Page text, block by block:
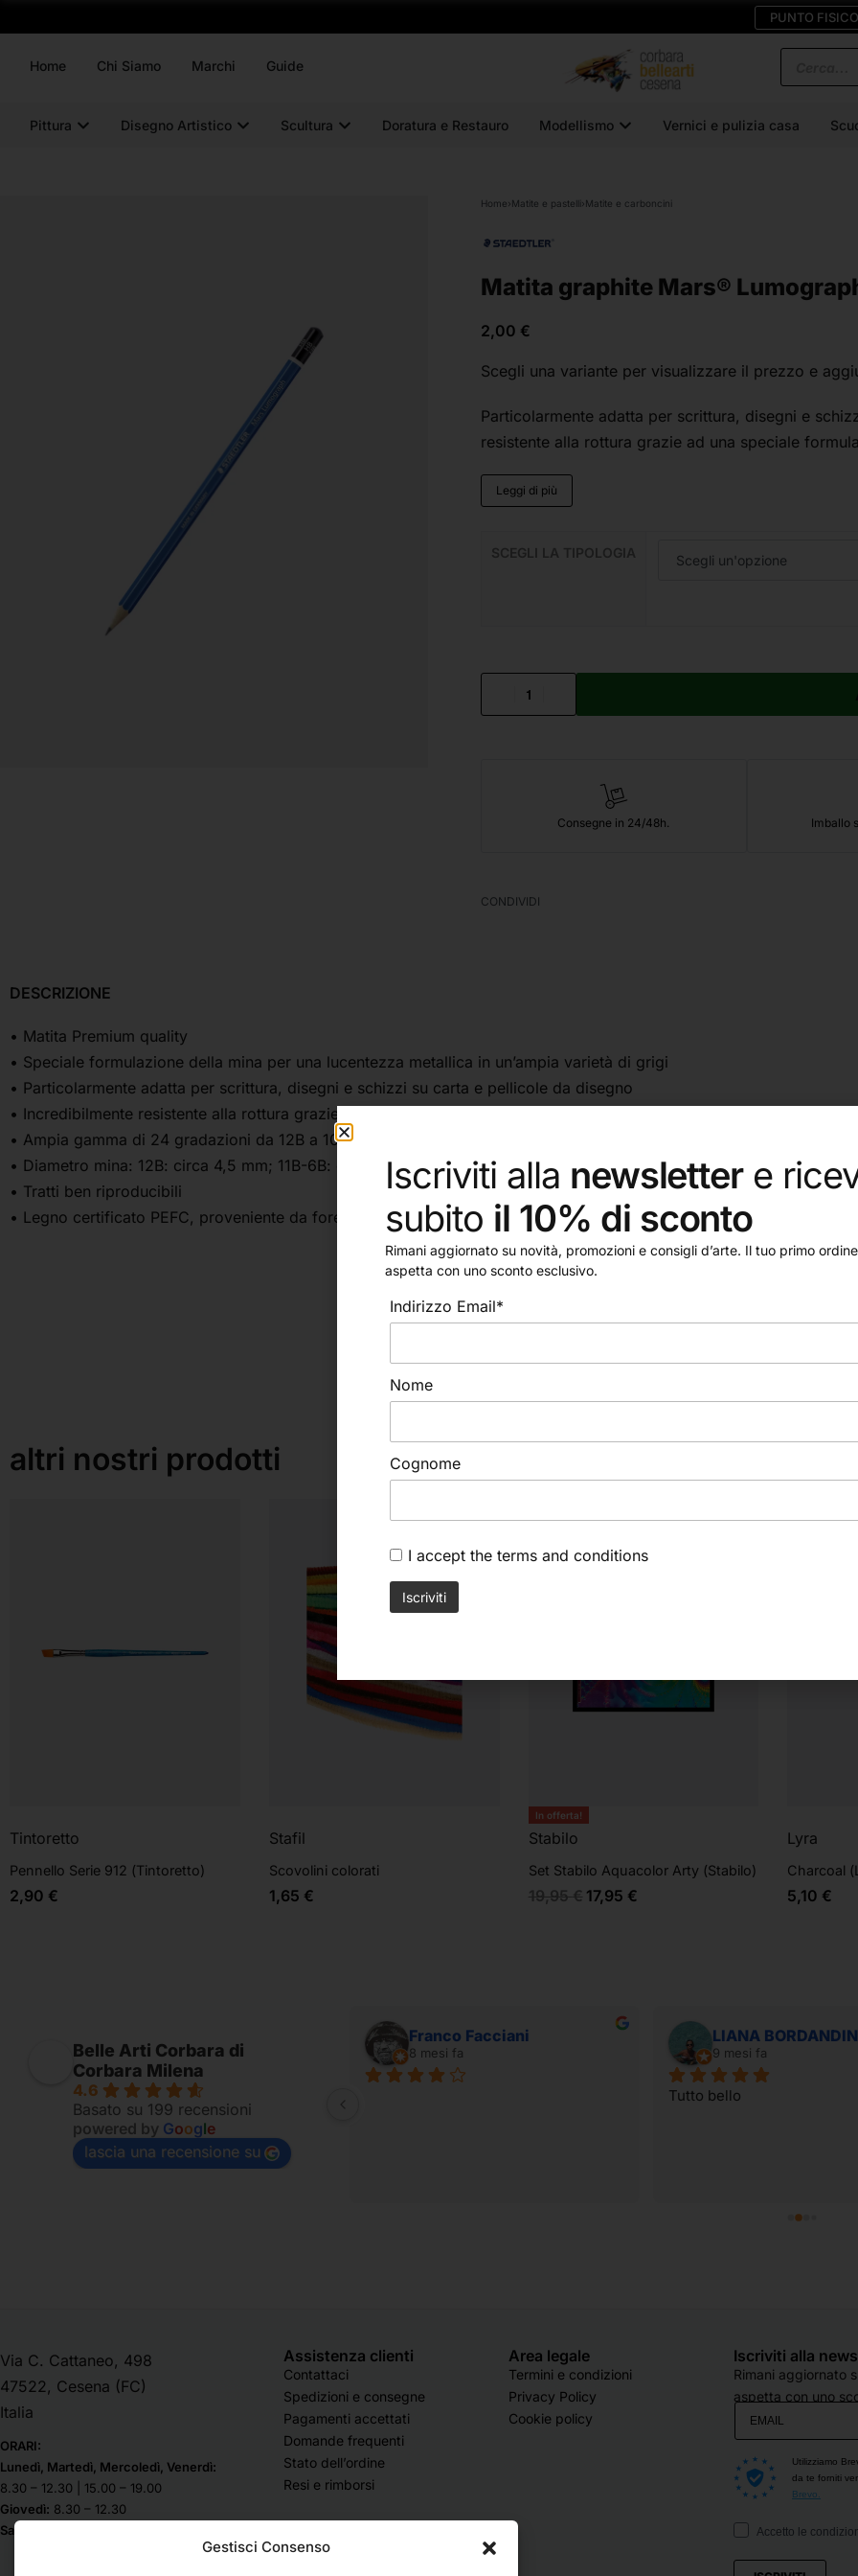
Gestisci Consenso
PUNTO FISICO
Home Chi Siamo Marchi Guide
Pittura Disegno Artistico Scultura Doratura e Restauro Modellismo Vernici e pulizia casa
Home›Matite e pastelli ›Matite e carboncini
Matita graphite Mars®
2,00 €
Scegli una variante per visualizzare il prezzo e
Particolarmente adatta per scrittura, disegni e
resistente alla rottura grazie ad una speciale
Leggi di più
SCEGLI LA TIPOLOGIA
Consegne in 24/48h. Imballo
CONDIVIDI
DESCRIZIONE
• Matita Premium quality
• Speciale formulazione della mina per una lucentezza metallica in un’ampia varietà di grigi
• Particolarmente adatta per scrittura, disegni e schizzi su carta e pellicole da disegno
• Incredibilmente resistente alla rottura grazie ad una speciale formulazione della mina
• Ampia gamma di 24 gradazioni da 12B a 10H
• Diametro mina: 12B: circa 4,5 mm; 11B-6B: circa 3,6 mm; 5B-3B: circa 2,5 mm; 2B-10H: circa 2,0 mm
• Tratti ben riproducibili
• Legno certificato PEFC, proveniente da foreste a gestione sostenibile
altri nostri prodotti
Tintoretto
Pennello Serie 912 (Tintoretto)
2,90 €
Stafil
Scovolini colorati
1,65 €
In offerta!
Stabilo
Set Stabilo Aquacolor Arty (Stabilo)
19,95€ 17,95 €
Lyra
Charcoal
5,10 €
Belle Arti Corbara di
Corbara Milena
4.6
Basato su 199 recensioni
powered by Google
lascia una recensione su
7 mesi fa
Fornito per appassionati
Franco Facciani
8 mesi fa
LIANA
9 mesi fa
Tutto bello
Via C. Cattaneo, 498
47522, Cesena (FC)
Italia
ORARI:
Lunedì, Martedì, Mercoledì, Venerdì:
8.30 – 12.30 | 15.00 – 19.00
Giovedì: 8.30 – 12.30
Sabato & Domenica chiuso
Assistenza clienti
Contattaci
Spedizioni e consegne
Pagamenti accettati
Domande frequenti
Stato dell’ordine
Resi e rimborsi
Area legale
Termini e condizioni
Privacy Policy
Cookie policy
Iscriviti alla
Rimani aggiornato
aspetta con uno
Utilizziamo
da te forniti
Brevo.
Accetto le
Iscriviti alla newslettere
subito il 10% di sconto
Rimani aggiornato su novità, promozioni e consigli d’arte. Il tuo primo
aspetta con uno sconto esclusivo.
Indirizzo Email*
Nome
Cognome
I accept the terms and conditions